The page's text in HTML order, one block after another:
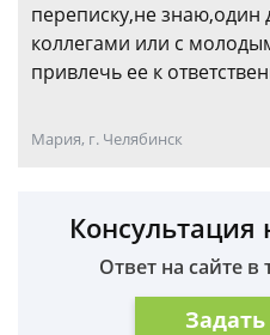
переписку,не знаю,один
коллегами или с
привлечь ее к
Мария, г. Челябинск
Ответ на сайте